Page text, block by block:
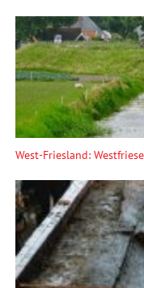
West-Friesland: